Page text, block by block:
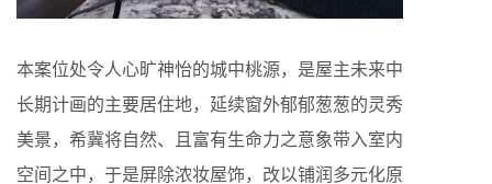
本案位处令人心旷神怡的城中桃源，是屋主未来中
长期计画的主要居住地，延续窗外郁郁葱葱的灵秀
美景，希冀将自然、且富有生命力之意象带入室内
空间之中，于是屏除浓妆屋饰，改以铺润多元化原